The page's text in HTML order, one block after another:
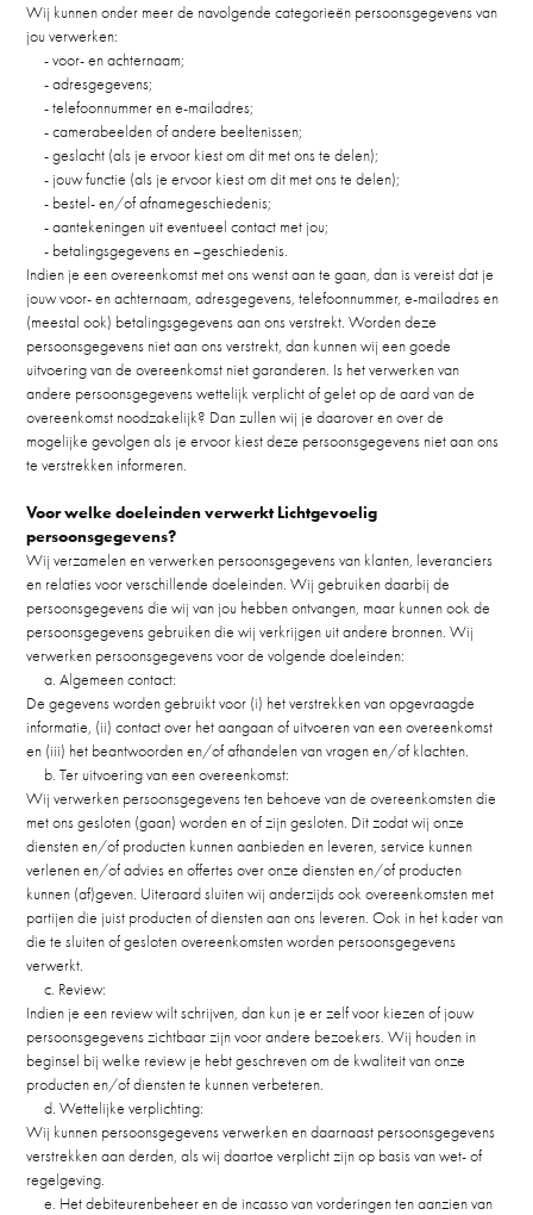
Wij kunnen onder meer de navolgende categorieën persoonsgegevens van
jou verwerken:
- voor- en achternaam;
- adresgegevens;
- telefoonnummer en e-mailadres;
- camerabeelden of andere beeltenissen;
- geslacht (als je ervoor kiest om dit met ons te delen);
- jouw functie (als je ervoor kiest om dit met ons te delen);
- bestel- en/of afnamegeschiedenis;
- aantekeningen uit eventueel contact met jou;
- betalingsgegevens en –geschiedenis.
Indien je een overeenkomst met ons wenst aan te gaan, dan is vereist dat je
jouw voor- en achternaam, adresgegevens, telefoonnummer, e-mailadres en
(meestal ook) betalingsgegevens aan ons verstrekt. Worden deze
persoonsgegevens niet aan ons verstrekt, dan kunnen wij een goede
uitvoering van de overeenkomst niet garanderen. Is het verwerken van
andere persoonsgegevens wettelijk verplicht of gelet op de aard van de
overeenkomst noodzakelijk? Dan zullen wij je daarover en over de
mogelijke gevolgen als je ervoor kiest deze persoonsgegevens niet aan ons
te verstrekken informeren.
Voor welke doeleinden verwerkt Lichtgevoelig
persoonsgegevens?
Wij verzamelen en verwerken persoonsgegevens van klanten, leveranciers
en relaties voor verschillende doeleinden. Wij gebruiken daarbij de
persoonsgegevens die wij van jou hebben ontvangen, maar kunnen ook de
persoonsgegevens gebruiken die wij verkrijgen uit andere bronnen. Wij
verwerken persoonsgegevens voor de volgende doeleinden:
a. Algemeen contact:
De gegevens worden gebruikt voor (i) het verstrekken van opgevraagde
informatie, (ii) contact over het aangaan of uitvoeren van een overeenkomst
en (iii) het beantwoorden en/of afhandelen van vragen en/of klachten.
b. Ter uitvoering van een overeenkomst:
Wij verwerken persoonsgegevens ten behoeve van de overeenkomsten die
met ons gesloten (gaan) worden en of zijn gesloten. Dit zodat wij onze
diensten en/of producten kunnen aanbieden en leveren, service kunnen
verlenen en/of advies en offertes over onze diensten en/of producten
kunnen (af)geven. Uiteraard sluiten wij anderzijds ook overeenkomsten met
partijen die juist producten of diensten aan ons leveren. Ook in het kader van
die te sluiten of gesloten overeenkomsten worden persoonsgegevens
verwerkt.
c. Review:
Indien je een review wilt schrijven, dan kun je er zelf voor kiezen of jouw
persoonsgegevens zichtbaar zijn voor andere bezoekers. Wij houden in
beginsel bij welke review je hebt geschreven om de kwaliteit van onze
producten en/of diensten te kunnen verbeteren.
d. Wettelijke verplichting:
Wij kunnen persoonsgegevens verwerken en daarnaast persoonsgegevens
verstrekken aan derden, als wij daartoe verplicht zijn op basis van wet- of
regelgeving.
e. Het debiteurenbeheer en de incasso van vorderingen ten aanzien van